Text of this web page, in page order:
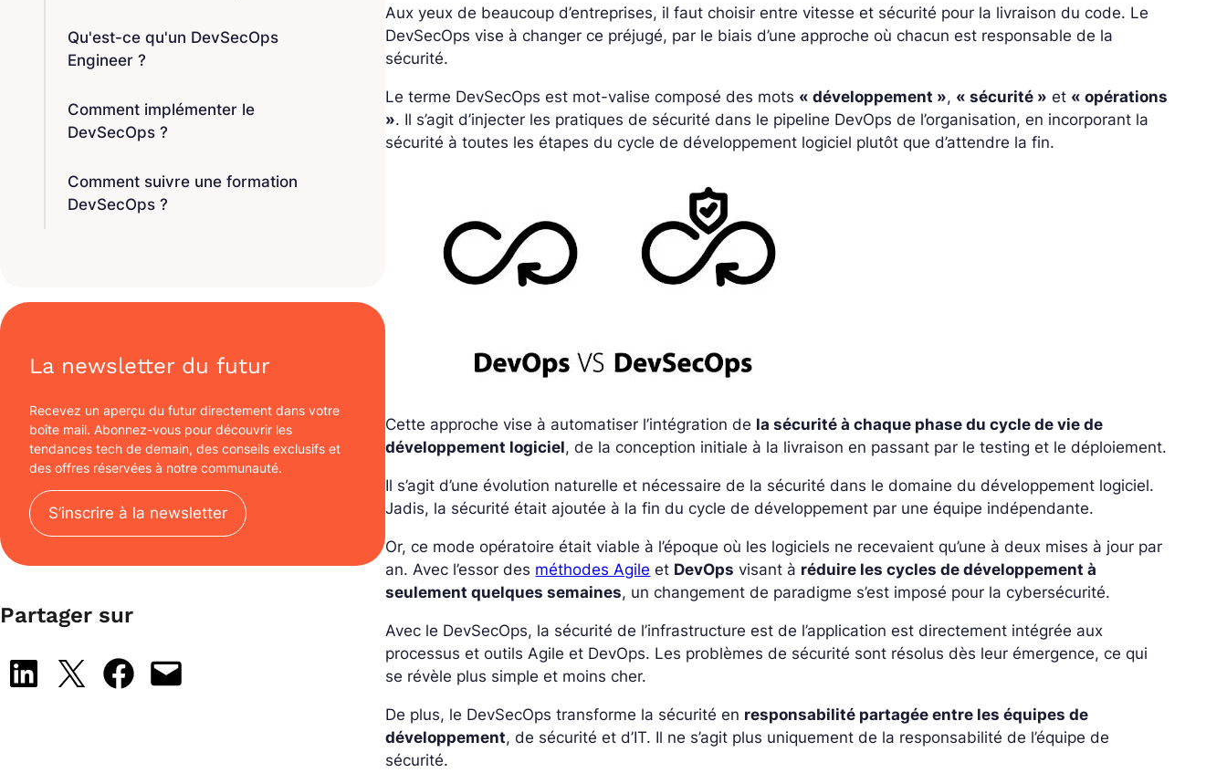
Qu'est-ce qu'un DevSecOps
Engineer ?
Comment implémenter le
DevSecOps ?
Comment suivre une formation
DevSecOps ?
La newsletter du futur
Recevez un aperçu du futur directement dans votre
boîte mail. Abonnez-vous pour découvrir les
tendances tech de demain, des conseils exclusifs et
des offres réservées à notre communauté.
S’inscrire à la newsletter
Partager sur
Share on LinkedIn
Share on X Share on Facebook
Email this Page
Aux yeux de beaucoup d’entreprises, il faut choisir entre vitesse et sécurité pour la livraison du code. Le
DevSecOps vise à changer ce préjugé, par le biais d’une approche où chacun est responsable de la
sécurité.
Le terme DevSecOps est mot-valise composé des mots « développement », « sécurité » et « opérations
». Il s’agit d’injecter les pratiques de sécurité dans le pipeline DevOps de l’organisation, en incorporant la
sécurité à toutes les étapes du cycle de développement logiciel plutôt que d’attendre la fin.
Cette approche vise à automatiser l’intégration de la sécurité à chaque phase du cycle de vie de
développement logiciel, de la conception initiale à la livraison en passant par le testing et le déploiement.
Il s’agit d’une évolution naturelle et nécessaire de la sécurité dans le domaine du développement logiciel.
Jadis, la sécurité était ajoutée à la fin du cycle de développement par une équipe indépendante.
Or, ce mode opératoire était viable à l’époque où les logiciels ne recevaient qu’une à deux mises à jour par
an. Avec l’essor des méthodes Agile et DevOps visant à réduire les cycles de développement à
seulement quelques semaines, un changement de paradigme s’est imposé pour la cybersécurité.
Avec le DevSecOps, la sécurité de l’infrastructure est de l’application est directement intégrée aux
processus et outils Agile et DevOps. Les problèmes de sécurité sont résolus dès leur émergence, ce qui
se révèle plus simple et moins cher.
De plus, le DevSecOps transforme la sécurité en responsabilité partagée entre les équipes de
développement, de sécurité et d’IT. Il ne s’agit plus uniquement de la responsabilité de l’équipe de
sécurité.